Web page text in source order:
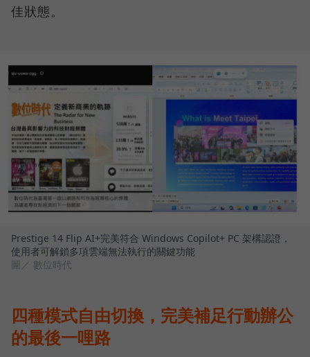
佳狀態。
Prestige 14 Flip AI+完美符合 Windows Copilot+ PC 架構認證，
使用者可解鎖多項雲端無法執行的關鍵功能
圖／ 數位時代
四種模式自由切換，完美補足行動辦公
的最後一哩路